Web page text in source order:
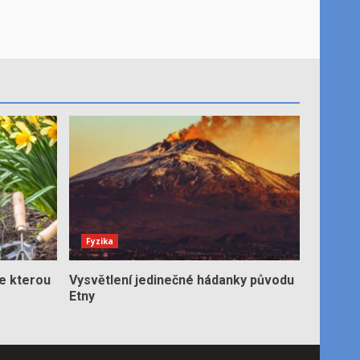
kterou
Fyzika
Vysvětlení jedinečné hádanky původu
Etny